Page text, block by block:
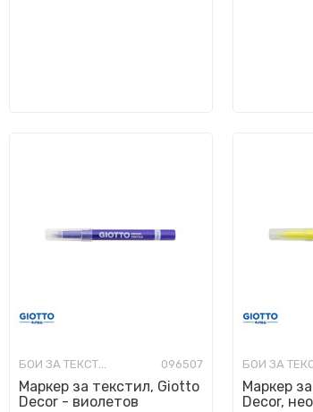
БОИ ЗА ТЕКСТИЛ 096507
Маркер за текстил, Giotto
Decor - виолетов
Маркер
Decor,